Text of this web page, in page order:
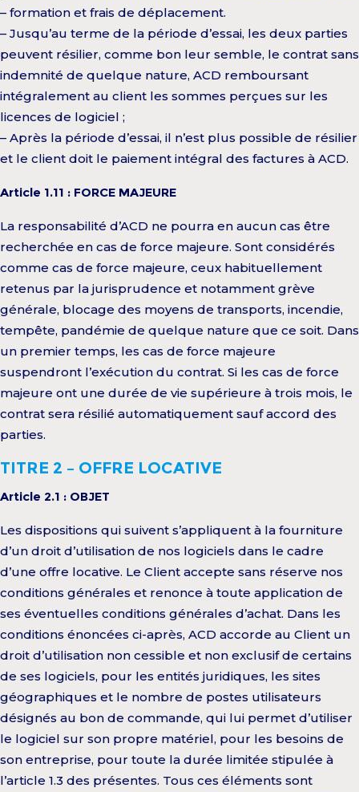
– formation et frais de déplacement.
– Jusqu’au terme de la période d’essai, les deux parties
peuvent résilier, comme bon leur semble, le contrat sans
indemnité de quelque nature, ACD remboursant
intégralement au client les sommes perçues sur les
licences de logiciel ;
– Après la période d’essai, il n’est plus possible de résilier
et le client doit le paiement intégral des factures à ACD.
Article 1.11 : FORCE MAJEURE
La responsabilité d’ACD ne pourra en aucun cas être
recherchée en cas de force majeure. Sont considérés
comme cas de force majeure, ceux habituellement
retenus par la jurisprudence et notamment grève
générale, blocage des moyens de transports, incendie,
tempête, pandémie de quelque nature que ce soit. Dans
un premier temps, les cas de force majeure
suspendront l’exécution du contrat. Si les cas de force
majeure ont une durée de vie supérieure à trois mois, le
contrat sera résilié automatiquement sauf accord des
parties.
TITRE 2 – OFFRE LOCATIVE
Article 2.1 : OBJET
Les dispositions qui suivent s’appliquent à la fourniture
d’un droit d’utilisation de nos logiciels dans le cadre
d’une offre locative. Le Client accepte sans réserve nos
conditions générales et renonce à toute application de
ses éventuelles conditions générales d’achat. Dans les
conditions énoncées ci-après, ACD accorde au Client un
droit d’utilisation non cessible et non exclusif de certains
de ses logiciels, pour les entités juridiques, les sites
géographiques et le nombre de postes utilisateurs
désignés au bon de commande, qui lui permet d’utiliser
le logiciel sur son propre matériel, pour les besoins de
son entreprise, pour toute la durée limitée stipulée à
l’article 1.3 des présentes. Tous ces éléments sont